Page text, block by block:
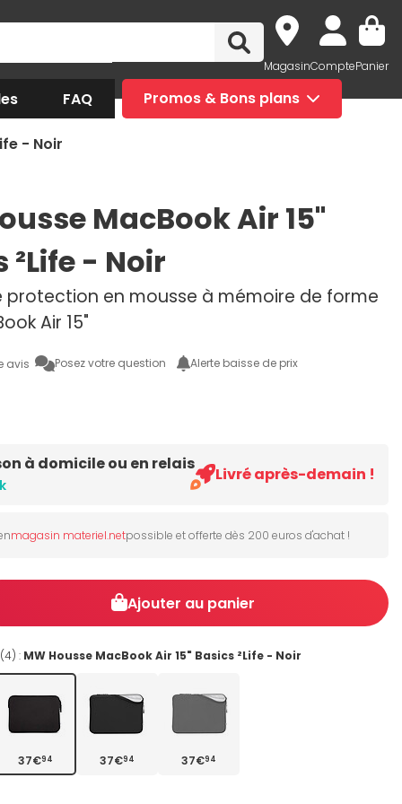
MagasinComptePanier
FAQ Promos & Bons plans
- Noir
MacBook Air 15"
²Life - Noir
protection en mousse à mémoire de forme
Air 15"
avis Posez votre question Alerte baisse de prix
à domicile ou en relais
Livré après-demain !
magasin materiel.netpossible et offerte dès 200 euros d'achat !
Ajouter au panier
: MW Housse MacBook Air 15" Basics ²Life - Noir
37€94 37€94 37€94